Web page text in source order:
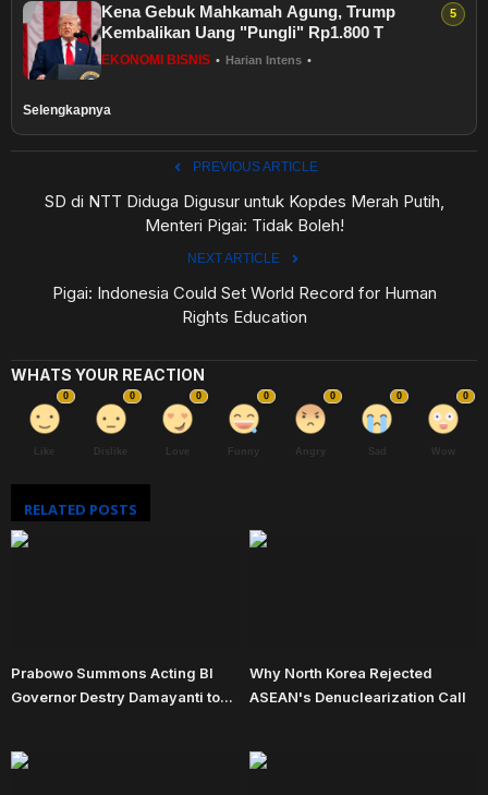
Kena Gebuk Mahkamah Agung, Trump
Kembalikan Uang "Pungli" Rp1.800 T
EKONOMI BISNIS • Harian Intens •
Selengkapnya
PREVIOUS ARTICLE
SD di NTT Diduga Digusur untuk Kopdes Merah Putih,
Menteri Pigai: Tidak Boleh!
NEXT ARTICLE
Pigai: Indonesia Could Set World Record for Human
Rights Education
WHATS YOUR REACTION
0 0
Dislike
0
Love
0
Funny
0
Angry
0
Sad
0
Wow
RELATED POSTS
Prabowo Summons Acting BI
Governor Destry Damayanti to...
Why North Korea Rejected
ASEAN's Denuclearization Call